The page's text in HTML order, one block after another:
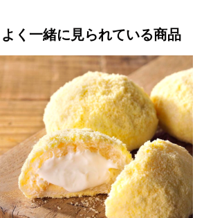
よく一緒に見られている商品